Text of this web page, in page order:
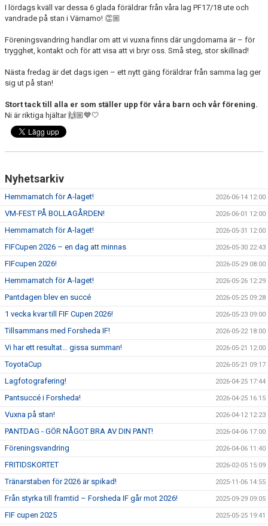
MÄNNISKORNA BAKOM FÖRENINGEN
MATCHER
GALLERI
I lördags kväll var dessa 6 glada föräldrar från våra lag PF17/18 ute och
vandrade på stan i Värnamo! 👏🏼
Föreningsvandring handlar om att vi vuxna finns där ungdomarna är – för
trygghet, kontakt och för att visa att vi bryr oss. Små steg, stor skillnad!
Nästa fredag är det dags igen – ett nytt gäng föräldrar från samma lag ger
sig ut på stan!
Stort tack till alla er som ställer upp för våra barn och vår förening.
Ni är riktiga hjältar 🙌🏼💙🤍
Nyhetsarkiv
Hemmamatch för A-laget! 2026-06-14 12:00
VM-FEST PÅ BOLLAGÅRDEN! 2026-06-01 12:00
Hemmamatch för A-laget! 2026-05-31 12:00
FIFCupen 2026 – en dag att minnas 2026-05-30 22:43
FIFcupen 2026! 2026-05-29 08:00
Hemmamatch för A-laget! 2026-05-26 12:29
Pantdagen blev en succé 2026-05-25 09:28
1 vecka kvar till FIF Cupen 2026! 2026-05-23 09:00
Tillsammans med Forsheda IF! 2026-05-22 18:00
Vi har ett resultat… gissa summan! 2026-05-21 12:00
ToyotaCup 2026-05-21 09:17
Lagfotografering! 2026-04-25 17:44
Pantsuccé i Forsheda! 2026-04-25 16:15
Vuxna på stan! 2026-04-12 12:23
PANTDAG - GÖR NÅGOT BRA AV DIN PANT! 2026-04-06 17:00
Föreningsvandring 2026-04-06 11:40
FRITIDSKORTET 2026-02-05 15:09
Tränarstaben för 2026 är spikad! 2025-11-06 14:55
Från styrka till framtid – Forsheda IF går mot 2026! 2025-09-29 09:05
FIF cupen 2025 2025-05-25 19:41